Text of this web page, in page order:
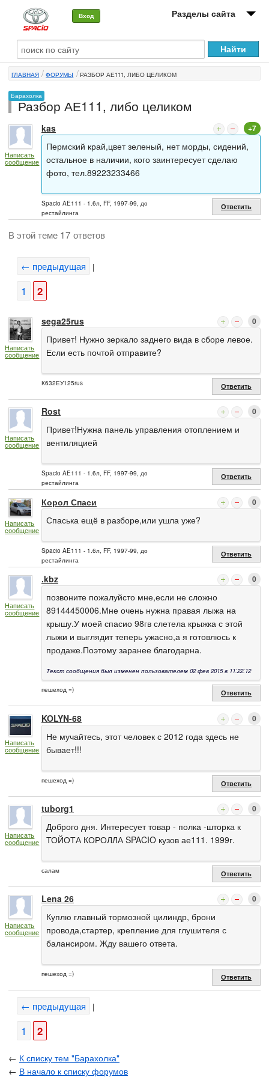
Вход Разделы сайта
О машине
Автоклуб
Форумы
Сервисы и услуги
Новости
ГЛАВНАЯ ФОРУМЫ РАЗБОР АЕ111, ЛИБО ЦЕЛИКОМ
Барахолка
Разбор АЕ111, либо целиком
Написать
сообщение
kas +7
Пермский край,цвет зеленый, нет морды, сидений,
остальное в наличии, кого заинтересует сделаю
фото, тел.89223233466
Spacio AE111 - 1.6л, FF, 1997-99, до
рестайлинга
Ответить
В этой теме 17 ответов
← предыдущая |
1 2
Написать
сообщение
sega25rus 0
Привет! Нужно зеркало заднего вида в сборе левое.
Если есть почтой отправите?
К632ЕУ125rus Ответить
Написать
сообщение
Rost 0
Привет!Нужна панель управления отоплением и
вентиляцией
Spacio AE111 - 1.6л, FF, 1997-99, до
рестайлинга
Ответить
Написать
сообщение
Корол Спаси 0
Спаська ещё в разборе,или ушла уже?
Spacio AE111 - 1.6л, FF, 1997-99, до
рестайлинга
Ответить
Написать
сообщение
.kbz 0
позвоните пожалуйсто мне,если не сложно
89144450006.Мне очень нужна правая лыжа на
крышу.У моей спасио 98гв слетела крыжка с этой
лыжи и выглядит теперь ужасно,а я готовлюсь к
продаже.Поэтому заранее благодарна.
Текст сообщения был изменен пользователем 02 фев 2015 в 11:22:12
пешеход =) Ответить
Написать
сообщение
KOLYN-68 0
Не мучайтесь, этот человек с 2012 года здесь не
бывает!!!
пешеход =) Ответить
Написать
сообщение
tuborg1 0
Доброго дня. Интересует товар - полка -шторка к
ТОЙОТА КОРОЛЛА SPACIO кузов ае111. 1999г.
салам Ответить
Написать
сообщение
Lena 26 0
Куплю главный тормозной цилиндр, брони
провода,стартер, крепление для глушителя с
балансиром. Жду вашего ответа.
пешеход =) Ответить
← предыдущая |
1 2
← К списку тем "Барахолка"
← В начало к списку форумов